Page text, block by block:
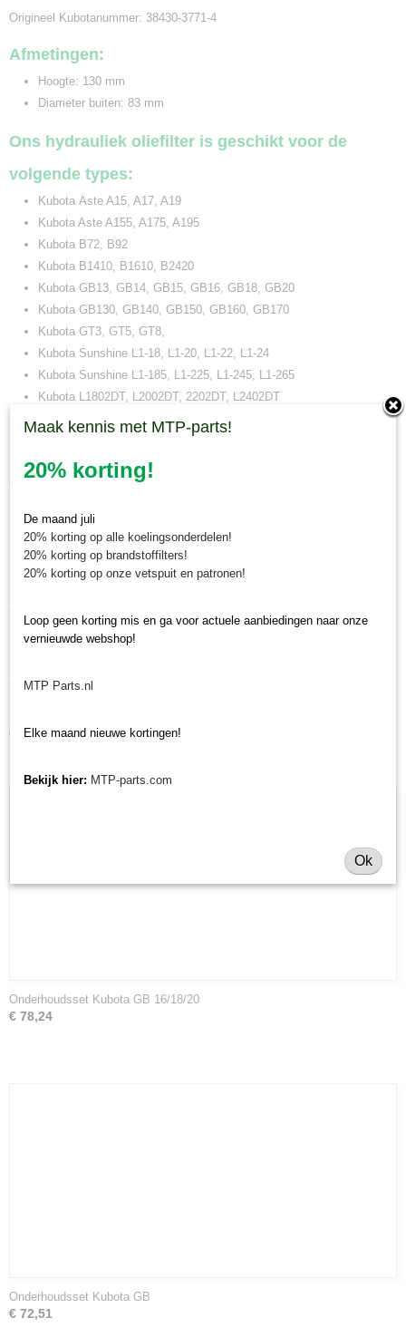
Origineel Kubotanummer: 38430-3771-4
Afmetingen:
Hoogte: 130 mm
Diameter buiten: 83 mm
Ons hydrauliek oliefilter is geschikt voor de
volgende types:
Kubota Aste A15, A17, A19
Kubota Aste A155, A175, A195
Kubota B72, B92
Kubota B1410, B1610, B2420
Kubota GB13, GB14, GB15, GB16, GB18, GB20
Kubota GB130, GB140, GB150, GB160, GB170
Kubota GT3, GT5, GT8,
Kubota Sunshine L1-18, L1-20, L1-22, L1-24
Kubota Sunshine L1-185, L1-225, L1-245, L1-265
Kubota L1802DT, L2002DT, 2202DT, L2402DT
Kubota X20, X24
Hinomoto CX16, CX18, CX19, CX130, CX140, CX150, CX160
Zie voor complete onderhoudssets:
Onderhoudsset Kubota GB
Minitractorparts.nl heeft een groot assortiment in onderdelen voor uw
Kubota Aste A 15, A 17, A 19, Kubota Aste A 155, A 175, A195 Kubota B
72, B 92 Kubota B 1410, B 1610, B 2420 Kubota GB 13, GB 14, GB 15,
GB 16, GB 18, GB 20, GB 130, GB 140, GB 150, GB 160, GB 170,
Kubota GT 3, GT 5, GT 8, Kubota Sunshine L 1-18, L 1-20, L 1-22, L 1-
24, Kubota Sunshine, L 1-225, L 1-245, Kubota L 1802DT, L 2002DT, L
2202DT, L 2402DT Kubota X 20, X24, Hinomoto CX-16, CX-18, CX-19,
CX-130, CX-140, CX-150, CX-160
ons volledigeKubota onderdelen assortiment
Onderhoudsset Kubota GB 16/18/20
€ 78,24
Onderhoudsset Kubota GB
€ 72,51
Maak kennis met MTP-parts!
20% korting!
De maand juli
20% korting op alle koelingsonderdelen!
20% korting op brandstoffilters!
20% korting op onze vetspuit en patronen!
Loop geen korting mis en ga voor actuele aanbiedingen naar onze
vernieuwde webshop!
MTP Parts.nl
Elke maand nieuwe kortingen!
Bekijk hier: MTP-parts.com
Ok